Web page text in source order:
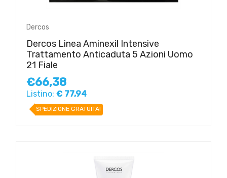
Dercos
Dercos Linea Aminexil Intensive
Trattamento Anticaduta 5 Azioni Uomo
21 Fiale
€66,38
Listino: € 77,94
SPEDIZIONE GRATUITA!